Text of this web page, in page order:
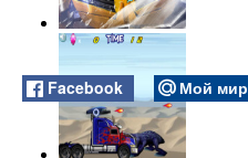
Facebook Мой мир